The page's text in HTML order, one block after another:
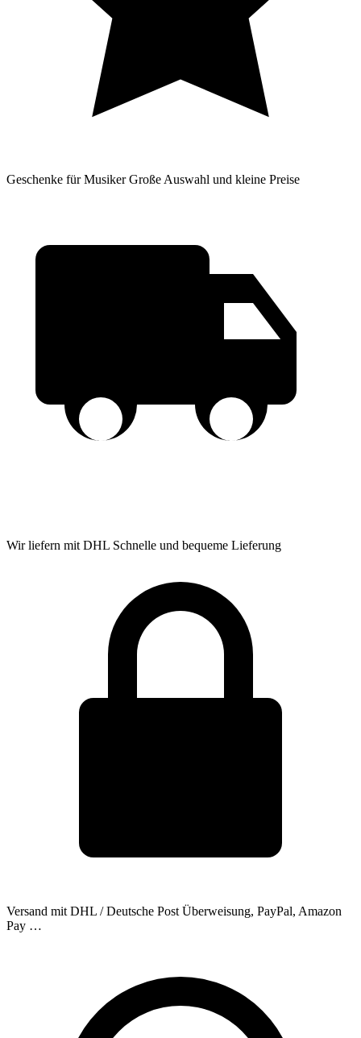
Geschenke für Musiker Große Auswahl und kleine Preise
Wir liefern mit DHL Schnelle und bequeme Lieferung
Versand mit DHL / Deutsche Post Überweisung, PayPal, Amazon
Pay …